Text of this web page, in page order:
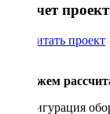
Рассчет
Рассчитать проект
Поможем
Конфигурация